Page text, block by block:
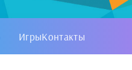
ИгрыКонтакты